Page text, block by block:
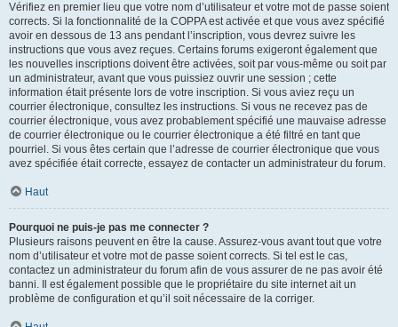
Vérifiez en premier lieu que votre nom d’utilisateur et votre mot de passe soient
corrects. Si la fonctionnalité de la COPPA est activée et que vous avez spécifié
avoir en dessous de 13 ans pendant l’inscription, vous devrez suivre les
instructions que vous avez reçues. Certains forums exigeront également que
les nouvelles inscriptions doivent être activées, soit par vous-même ou soit par
un administrateur, avant que vous puissiez ouvrir une session ; cette
information était présente lors de votre inscription. Si vous aviez reçu un
courrier électronique, consultez les instructions. Si vous ne recevez pas de
courrier électronique, vous avez probablement spécifié une mauvaise adresse
de courrier électronique ou le courrier électronique a été filtré en tant que
pourriel. Si vous êtes certain que l’adresse de courrier électronique que vous
avez spécifiée était correcte, essayez de contacter un administrateur du forum.
Haut
Pourquoi ne puis-je pas me connecter ?
Plusieurs raisons peuvent en être la cause. Assurez-vous avant tout que votre
nom d’utilisateur et votre mot de passe soient corrects. Si tel est le cas,
contactez un administrateur du forum afin de vous assurer de ne pas avoir été
banni. Il est également possible que le propriétaire du site internet ait un
problème de configuration et qu’il soit nécessaire de la corriger.